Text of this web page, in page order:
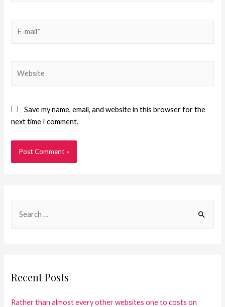
Save my name, email, and website in this browser for the
next time I comment.
Recent Posts
Rather than almost every other websites one to costs on